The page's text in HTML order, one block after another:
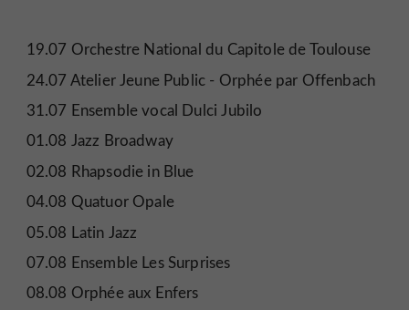
19.07 Orchestre National du Capitole de Toulouse
24.07 Atelier Jeune Public - Orphée par Offenbach
31.07 Ensemble vocal Dulci Jubilo
01.08 Jazz Broadway
02.08 Rhapsodie in Blue
04.08 Quatuor Opale
05.08 Latin Jazz
07.08 Ensemble Les Surprises
08.08 Orphée aux Enfers